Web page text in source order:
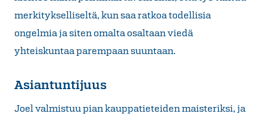
merkitykselliseltä, kun saa ratkoa todellisia
ongelmia ja siten omalta osaltaan viedä
yhteiskuntaa parempaan suuntaan.
Asiantuntijuus
Joel valmistuu pian kauppatieteiden maisteriksi, ja